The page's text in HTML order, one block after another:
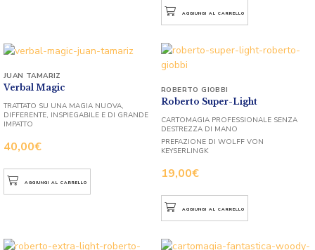
AGGIUNGI AL CARRELLO
Verbal Magic
40,00€
JUAN TAMARIZ
TRATTATO SU UNA MAGIA NUOVA,
DIFFERENTE, INSPIEGABILE E DI GRANDE
IMPATTO
AGGIUNGI AL CARRELLO
Roberto Super-Light
19,00€
ROBERTO GIOBBI
CARTOMAGIA PROFESSIONALE SENZA
DESTREZZA DI MANO
PREFAZIONE DI WOLFF VON
KEYSERLINGK
AGGIUNGI AL CARRELLO